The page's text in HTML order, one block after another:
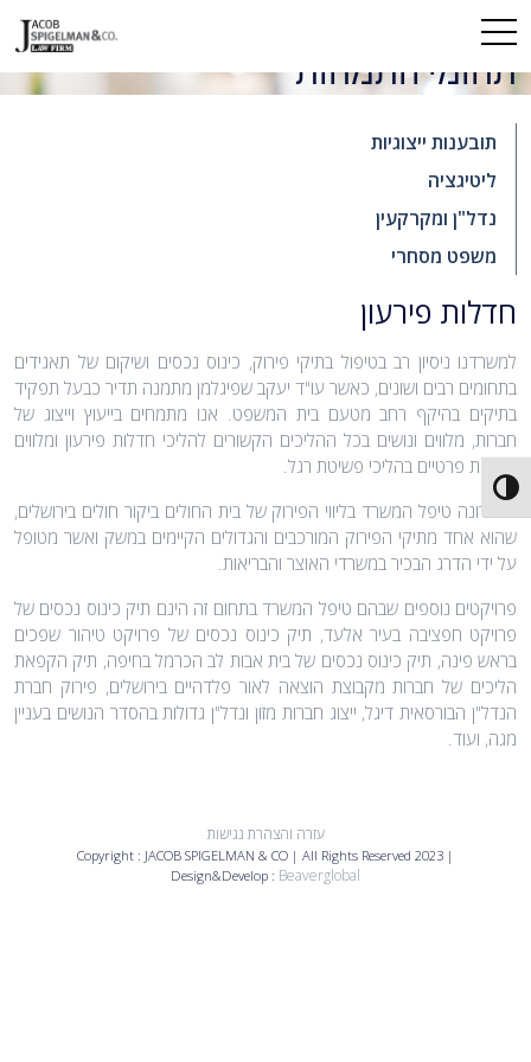
דלג
לתוכן
Toggle High Contrast
תחומי התמחות
תובענות ייצוגיות
ליטיגציה
נדל"ן ומקרקעין
משפט מסחרי
חדלות פירעון
למשרדנו ניסיון רב בטיפול בתיקי פירוק, כינוס נכסים ושיקום של תאגידים
בתחומים רבים ושונים, כאשר עו"ד יעקב שפיגלמן מתמנה תדיר כבעל תפקיד
בתיקים בהיקף רחב מטעם בית המשפט. אנו מתמחים בייעוץ וייצוג של
חברות, מלווים ונושים בכל ההליכים הקשורים להליכי חדלות פירעון ומלווים
לקוחות פרטיים בהליכי פשיטת רגל.
לאחרונה טיפל המשרד בליווי הפירוק של בית החולים ביקור חולים בירושלים,
שהוא אחד מתיקי הפירוק המורכבים והגדולים הקיימים במשק ואשר מטופל
על ידי הדרג הבכיר במשרדי האוצר והבריאות.
פרויקטים נוספים שבהם טיפל המשרד בתחום זה הינם תיק כינוס נכסים של
פרויקט חפציבה בעיר אלעד, תיק כינוס נכסים של פרויקט טיהור שפכים
בראש פינה, תיק כינוס נכסים של בית אבות לב הכרמל בחיפה, תיק הקפאת
הליכים של חברות מקבוצת הוצאה לאור פלדהיים בירושלים, פירוק חברת
הנדל"ן הבורסאית דיגל, ייצוג חברות מזון ונדל"ן גדולות בהסדר הנושים בעניין
מגה, ועוד.
עזרה והצהרת נגישות
Copyright : JACOB SPIGELMAN & CO | All Rights Reserved 2023 |
Design&Develop : Beaverglobal